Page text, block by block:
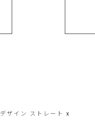
デザイン ストレート x